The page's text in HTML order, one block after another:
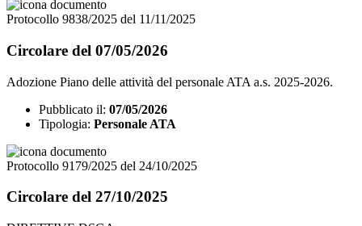
Protocollo 9838/2025 del 11/11/2025
Circolare del 07/05/2026
Adozione Piano delle attività del personale ATA a.s. 2025-2026.
Pubblicato il: 07/05/2026
Tipologia: Personale ATA
Protocollo 9179/2025 del 24/10/2025
Circolare del 27/10/2025